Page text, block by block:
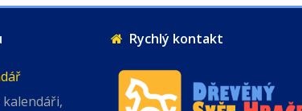
kalendáři,
Rychlý kontakt